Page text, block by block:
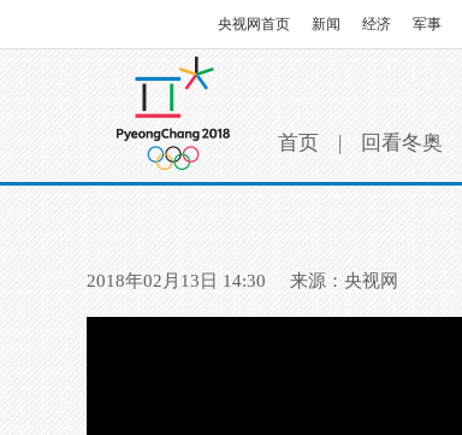
央视网首页 新闻 经济 军事
首页 | 回看冬奥
2018年02月13日 14:30 来源：央视网